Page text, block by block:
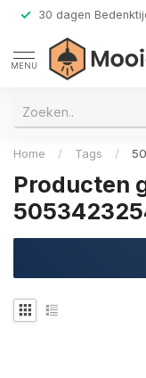
30 dagen
MENU
Home / Tags /
Producten